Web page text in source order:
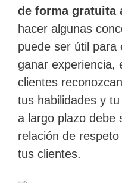
de forma gratuita
hacer algunas
puede ser útil para
ganar experiencia,
clientes
tus habilidades y
a largo plazo debe
relación de
tus clientes.